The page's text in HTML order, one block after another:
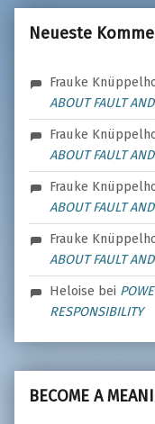
Neueste
Frauke
ABOUT FAULT
Frauke
ABOUT FAULT
Frauke
ABOUT FAULT
Frauke
ABOUT FAULT
Heloise bei
RESPONSIBILITY
BECOME A